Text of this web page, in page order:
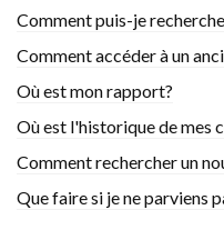
Comment puis-je
Comment accéder à un
Où est mon rapport?
Où est l'historique de mes
Comment rechercher un
Que faire si je ne parviens